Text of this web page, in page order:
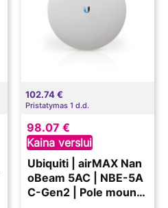
102.74 €
Pristatymas 1 d.d.
98.07 €
Kaina verslui
Ubiquiti | airMAX Nan
oBeam 5AC | NBE-5A
C-Gen2 | Pole mounte